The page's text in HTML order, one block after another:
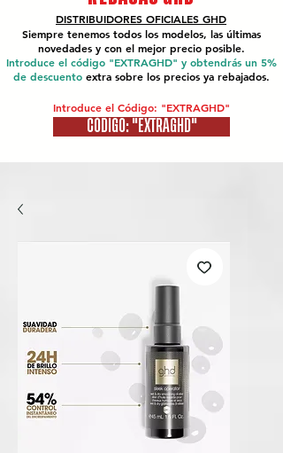
DISTRIBUIDORES OFICIALES GHD
Siempre tenemos todos los modelos, las últimas
novedades y con el mejor precio posible.
Introduce el código "EXTRAGHD" y obtendrás un 5%
de descuento extra sobre los precios ya rebajados.
Introduce el Código: "EXTRAGHD"
CÓDIGO: "EXTRAGHD"